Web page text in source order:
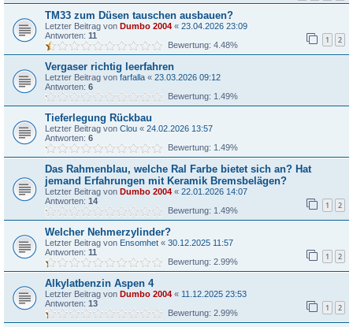
TM33 zum Düsen tauschen ausbauen?
Letzter Beitrag von Dumbo 2004 « 23.04.2026 23:09
Antworten: 11 1 2
Bewertung: 4.48%
Vergaser richtig leerfahren
Letzter Beitrag von farfalla « 23.03.2026 09:12
Antworten: 6
Bewertung: 1.49%
Tieferlegung Rückbau
Letzter Beitrag von Clou « 24.02.2026 13:57
Antworten: 6
Bewertung: 1.49%
Das Rahmenblau, welche Ral Farbe bietet sich an? Hat
jemand Erfahrungen mit Keramik Bremsbelägen?
Letzter Beitrag von Dumbo 2004 « 22.01.2026 14:07
Antworten: 14 1 2
Bewertung: 1.49%
Welcher Nehmerzylinder?
Letzter Beitrag von Ensomhet « 30.12.2025 11:57
Antworten: 11 1 2
Bewertung: 2.99%
Alkylatbenzin Aspen 4
Letzter Beitrag von Dumbo 2004 « 11.12.2025 23:53
Antworten: 13 1 2
Bewertung: 2.99%